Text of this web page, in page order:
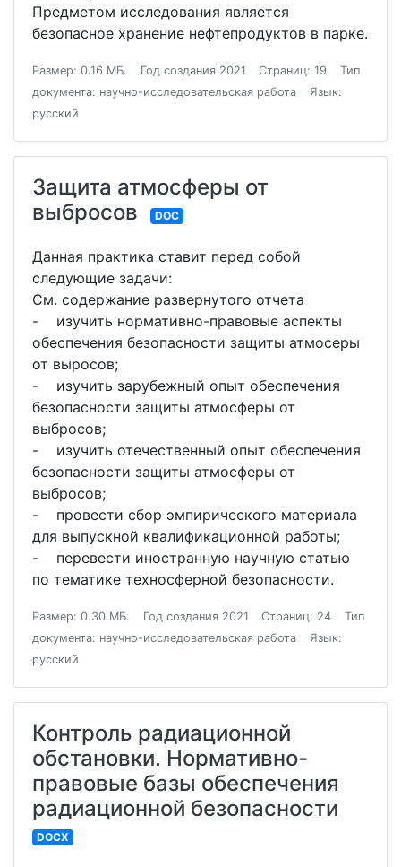
Предметом исследования является
безопасное хранение нефтепродуктов в парке.
Размер: 0.16 МБ. Год создания 2021 Страниц: 19
Тип
документа: научно-исследовательская работа
Язык:
русский
Защита атмосферы от
выбросов
DOC
Данная практика ставит перед собой
следующие задачи:
См. содержание развернутого отчета
- изучить нормативно-правовые аспекты
обеспечения безопасности защиты атмосеры
от выросов;
- изучить зарубежный опыт обеспечения
безопасности защиты атмосферы от
выбросов;
- изучить отечественный опыт обеспечения
безопасности защиты атмосферы от
выбросов;
- провести сбор эмпирического материала
для выпускной квалификационной работы;
- перевести иностранную научную статью
по тематике техносферной безопасности.
Размер: 0.30 МБ. Год создания 2021 Страниц: 24
Тип
документа: научно-исследовательская работа
Язык:
русский
Контроль радиационной
обстановки. Нормативно-
правовые базы обеспечения
радиационной безопасности
DOCX